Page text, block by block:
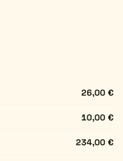
26,00 €
10,00 €
234,00 €